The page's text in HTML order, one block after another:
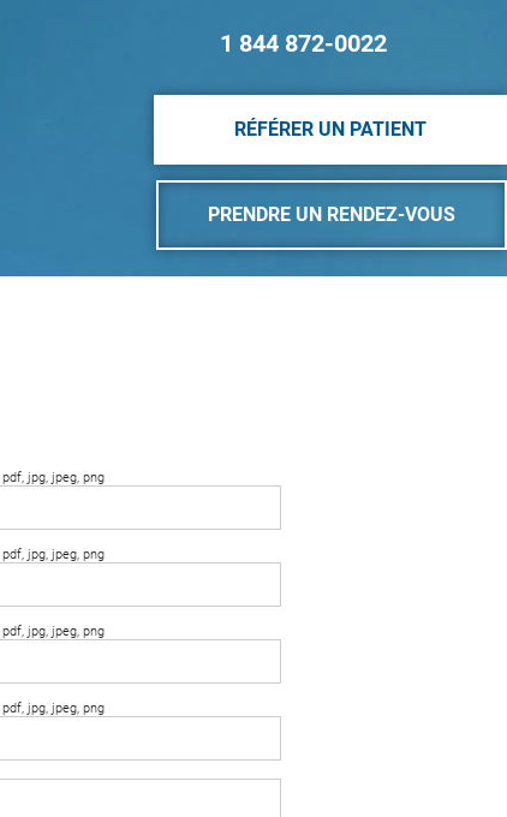
1 844 872-0022
RÉFÉRER UN PATIENT
PRENDRE UN RENDEZ-VOUS
pdf, jpg, jpeg, png
pdf, jpg, jpeg, png
pdf, jpg, jpeg, png
pdf, jpg, jpeg, png